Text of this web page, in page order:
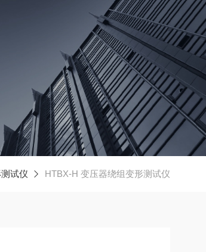
试仪 HTBX-H 变压器绕组变形测试仪